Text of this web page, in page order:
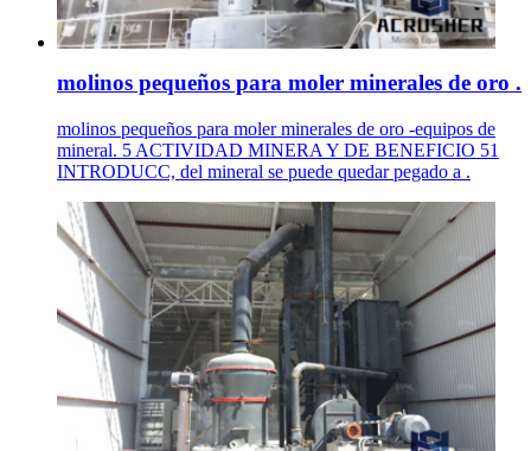
molinos pequeños para moler minerales de oro .
molinos pequeños para moler minerales de oro -equipos de
mineral. 5 ACTIVIDAD MINERA Y DE BENEFICIO 51
INTRODUCC, del mineral se puede quedar pegado a .